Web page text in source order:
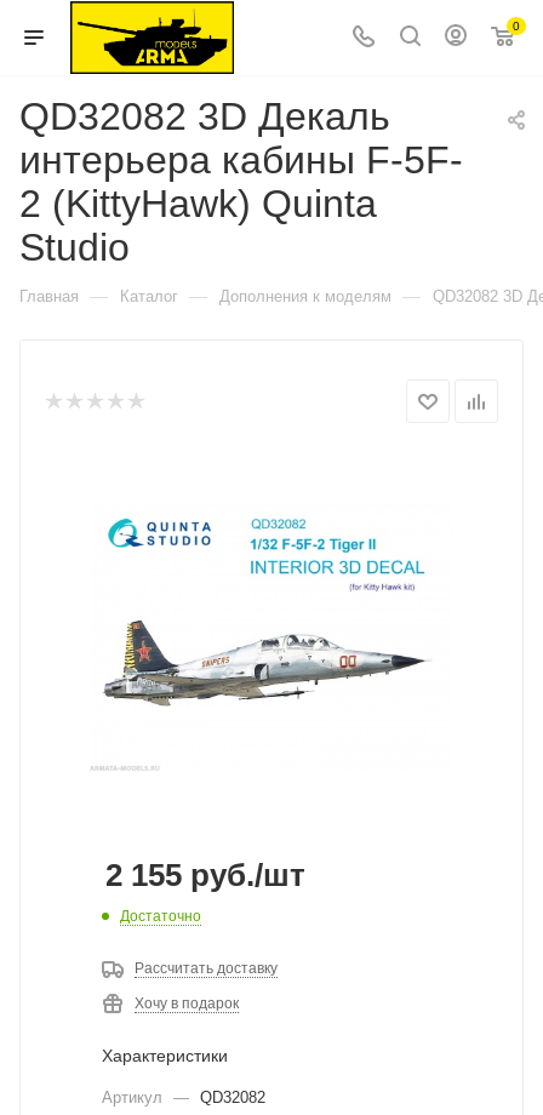
0
QD32082 3D Декаль
интерьера кабины F-5F-
2 (KittyHawk) Quinta
Studio
Главная — Каталог — Дополнения к моделям — QD32082 3D
2 155 руб./шт
Достаточно
Рассчитать доставку
Хочу в подарок
Характеристики
Артикул — QD32082